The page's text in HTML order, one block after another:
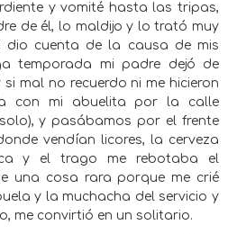
y vomité hasta las tripas,
de él, lo maldijo y lo trató muy
dio cuenta de la causa de mis
temporada mi padre dejó de
mal no recuerdo ni me hicieron
con mi abuelita por la calle
y pasábamos por el frente
vendían licores, la cerveza
y el trago me rebotaba el
una cosa rara porque me crié
y la muchacha del servicio y
me convirtió en un solitario.